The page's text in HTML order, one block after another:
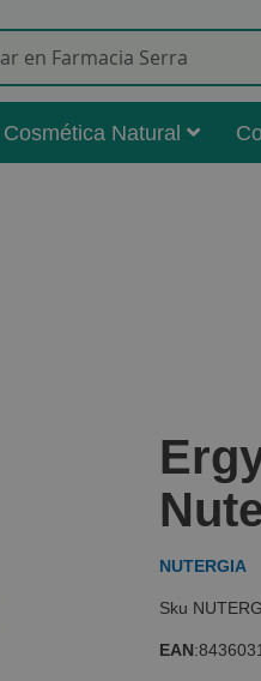
Cosmética Natural
NUTERGIA
EAN: